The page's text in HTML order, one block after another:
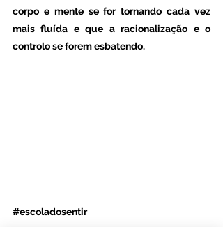
corpo e mente se for tornando cada vez
mais fluída e que a racionalização e o
controlo se forem esbatendo.
#escoladosentir